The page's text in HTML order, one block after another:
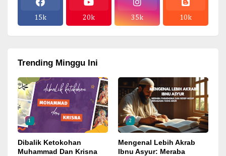
15k 20k 35k 10k
Trending Minggu Ini
1
Dibalik Ketokohan
Muhammad Dan Krisna
2
Mengenal Lebih Akrab
Ibnu Asyur: Meraba